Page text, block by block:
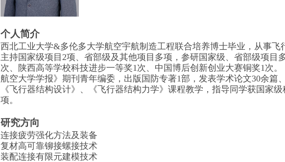
个人简介
西北工业大学&多伦多大学航空宇航制造工程联合培养博士毕业，从事飞
主持国家级项目2项、省部级及其他项目多项，参研国家级、省部级项目
次、陕西高等学校科技进步一等奖1次、中国博后创新创业大赛铜奖1次。
航空大学学报》 期刊青年编委，出版国防专著1部，发表学术论文30余篇
《飞行器结构设计》、
《飞行器结构力学》 课程教学，指导同学获国家
项。
研究方向
连接疲劳强化方法及装备
复材高可靠铆接螺接技术
装配连接有限元建模技术